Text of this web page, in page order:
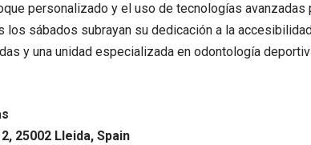
personalizado y el uso de tecnologías
sábados subrayan su dedicación a la
y una unidad especializada en odontología
25002 Lleida, Spain